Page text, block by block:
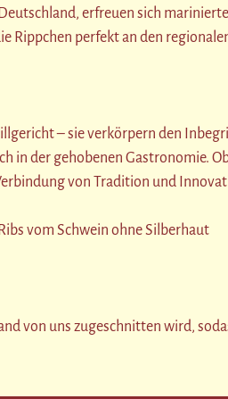
erfreuen sich
Rippchen perfekt an den
– sie verkörpern den
in der gehobenen Gastronomie.
von Tradition und
vom Schwein ohne Silberhaut
von uns zugeschnitten wird,